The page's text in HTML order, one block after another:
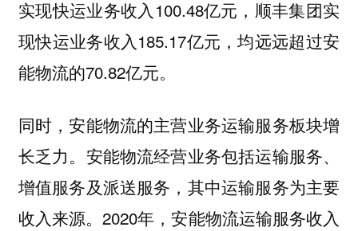
实现快运业务收入100.48亿元，顺丰集团实
现快运业务收入185.17亿元，均远远超过安
能物流的70.82亿元。
同时，安能物流的主营业务运输服务板块增
长乏力。安能物流经营业务包括运输服务、
增值服务及派送服务，其中运输服务为主要
收入来源。2020年，安能物流运输服务收入